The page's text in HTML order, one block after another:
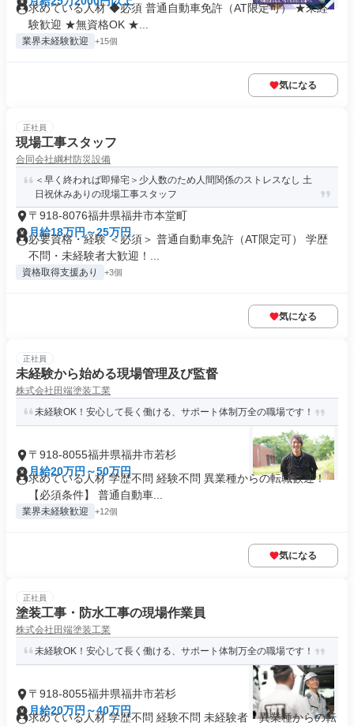
求めている人材 ◆必須 普通自動車免許（AT限定可） ★未経
験歓迎 ★無資格OK ★...
業界未経験歓迎 +15個
気になる
正社員
現場工事スタッフ
合同会社綱村防災設備
＜早く終われば即帰宅＞少人数のため人間関係のストレスなし 土
日祝休みありの現場工事スタッフ
〒918-8076福井県福井市本堂町
月給18万円～25万円
必要資格・経験 ＜必須＞ 普通自動車免許（AT限定可） 学歴
不問・未経験者大歓迎！...
資格取得支援あり +3個
気になる
正社員
未経験から始める現場管理及び監督
株式会社田端塗装工業
未経験OK！安心して長く働ける、サポート体制万全の職場です！
〒918-8055福井県福井市若杉
月給20万円～50万円
求めている人材 学歴不問 経験不問 異業種からの転職歓迎！
【必須条件】 普通自動車...
業界未経験歓迎 +12個
気になる
正社員
塗装工事・防水工事の現場作業員
株式会社田端塗装工業
未経験OK！安心して長く働ける、サポート体制万全の職場です！
〒918-8055福井県福井市若杉
月給20万円～40万円
求めている人材 学歴不問 経験不問 未経験者・異業種からの転